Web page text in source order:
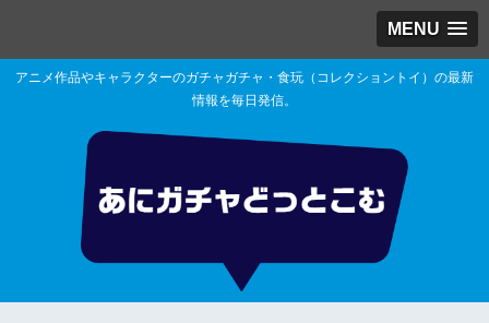
MENU
アニメ作品やキャラクターのガチャガチャ・食玩（コレクショントイ）の最新
情報を毎日発信。